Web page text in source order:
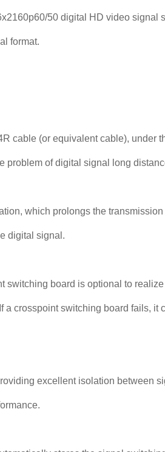
50 digital HD video signal
format.
cable (or equivalent cable), under
problem of digital signal long
which prolongs the
digital signal.
board is optional to realize
crosspoint switching board fails,
excellent isolation between